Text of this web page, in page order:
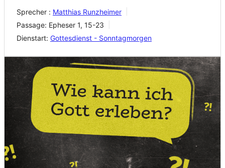
Sprecher : Matthias Runzheimer
Passage: Epheser 1, 15-23
Dienstart: Gottesdienst - Sonntagmorgen